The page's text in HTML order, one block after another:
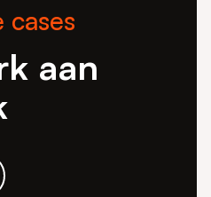
cases
aan